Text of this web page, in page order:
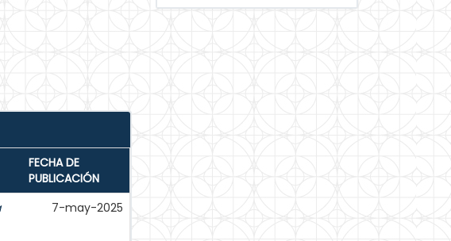
FECHA DE
PUBLICACIÓN
7-may-2025